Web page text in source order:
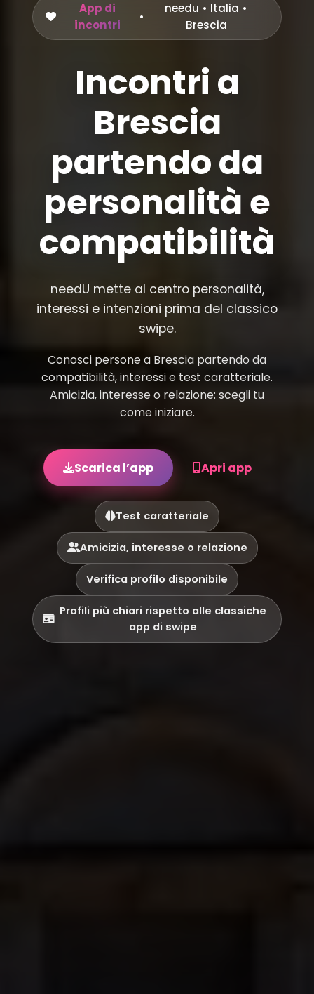
App di
incontri
•
needu • Italia •
Brescia
Incontri a
Brescia
partendo da
personalità e
compatibilità
needU mette al centro personalità,
interessi e intenzioni prima del classico
swipe.
Conosci persone a Brescia partendo da
compatibilità, interessi e test caratteriale.
Amicizia, interesse o relazione: scegli tu
come iniziare.
Scarica l’app Apri app
Test caratteriale
Amicizia, interesse o relazione
Verifica profilo disponibile
Profili più chiari rispetto alle classiche
app di swipe